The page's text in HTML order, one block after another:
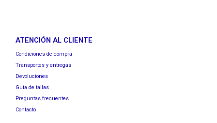
ATENCIÓN AL CLIENTE
Condiciones de compra
Transportes y entregas
Devoluciones
Guía de tallas
Preguntas frecuentes
Contacto